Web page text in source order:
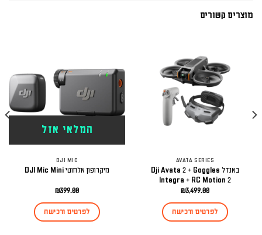
מוצרים קשורים
AVATA SERIES
באנדל Dji Avata 2 + Goggles
Integra + RC Motion 2
₪3,499.00
לפרטים ורכישה
המלאי אזל
DJI MIC
מיקרופון אלחוטי DJI Mic Mini
₪399.00
לפרטים ורכישה